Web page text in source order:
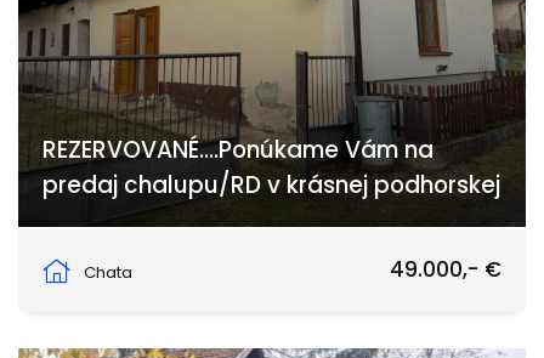
REZERVOVANÉ....Ponúkame Vám na
predaj chalupu/RD v krásnej podhorskej
Chata
49.000,- €